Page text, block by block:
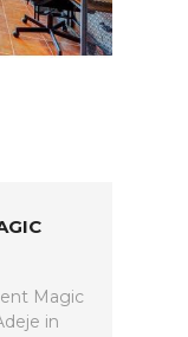
Magic
in